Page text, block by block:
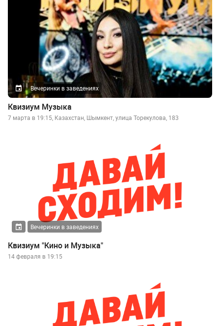
Вечеринки в заведениях
Квизиум Музыка
7 марта в 19:15, Казахстан, Шымкент, улица Торекулова, 183
Вечеринки в заведениях
Квизиум "Кино и Музыка"
14 февраля в 19:15